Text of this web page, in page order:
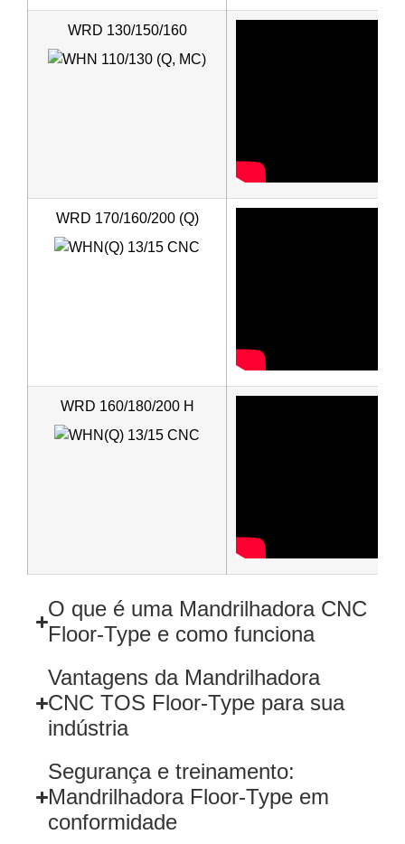
WRD 130/150/160
WRD 170/160/200 (Q)
WRD 160/180/200 H
O que é uma Mandrilhadora CNC
Floor-Type e como funciona
Vantagens da Mandrilhadora
CNC TOS Floor-Type para sua
indústria
Segurança e treinamento:
Mandrilhadora Floor-Type em
conformidade